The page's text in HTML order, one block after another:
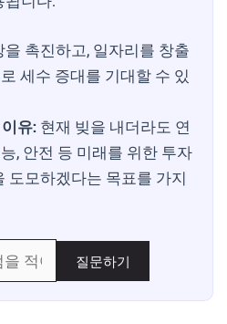
을 촉진하고, 일자리를 창출
세수 증대를 기대할 수 있
유: 현재 빚을 내더라도 연
, 안전 등 미래를 위한 투자
도모하겠다는 목표를 가지
질문하기